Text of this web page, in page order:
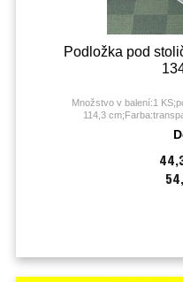
Podložka pod
Množstvo v balení:1
114,3